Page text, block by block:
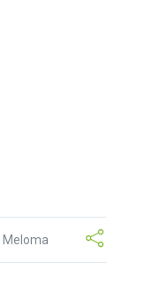
Meloma